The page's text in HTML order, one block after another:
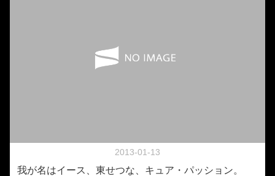
2013-01-13
我が名はイース、東せつな、キュア・パッション。